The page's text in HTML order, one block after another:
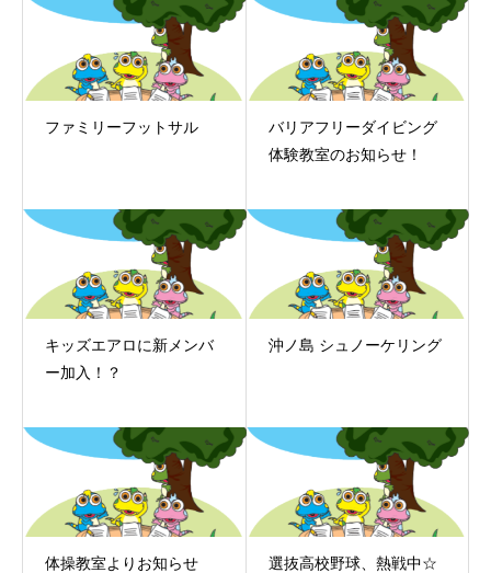
ファミリーフットサル
バリアフリーダイビング
体験教室のお知らせ！
キッズエアロに新メンバ
ー加入！？
沖ノ島 シュノーケリング
体操教室よりお知らせ
選抜高校野球、熱戦中☆